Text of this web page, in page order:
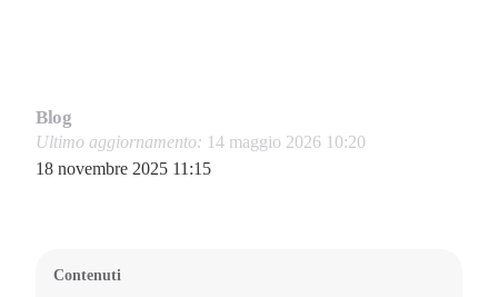
Blog
Ultimo aggiornamento: 14 maggio 2026 10:20
18 novembre 2025 11:15
Contenuti